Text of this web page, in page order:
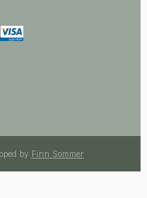
by Finn Sommer